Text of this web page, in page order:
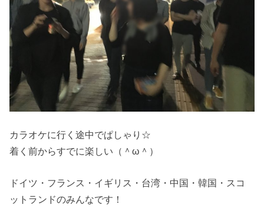
カラオケに行く途中でぱしゃり☆
着く前からすでに楽しい（＾ω＾）
ドイツ・フランス・イギリス・台湾・中国・韓国・スコ
ットランドのみんなです！